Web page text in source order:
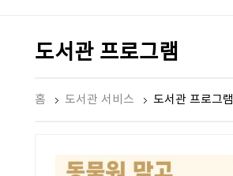
도서관 프로그램
홈 도서관 서비스 도서관 프로그램